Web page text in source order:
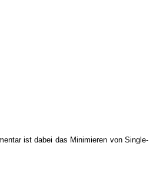
ist dabei das Minimieren von Single-